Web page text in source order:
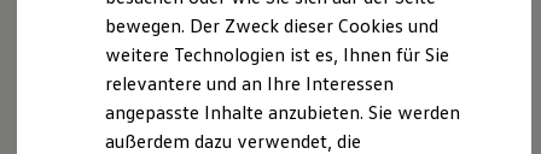
Kaufoptionen
E-Auto-Förderung
Software und Konnektivität
Die ID. Software 6
ID. Software Versionen und Updates
Digitale Extras
Schnittstellen zu Ihrem ID.
ausgewählten Drittparteien teilen
Datensicherheit & Rechtskonformität: Der
Datenaustausch erfolgt unter strengen
Sicherheitsvorkehrungen und gesetzlichen
bewegen. Der Zweck dieser Cookies und
weitere Technologien ist es, Ihnen für Sie
relevantere und an Ihre Interessen
angepasste Inhalte anzubieten. Sie werden
außerdem dazu verwendet, die